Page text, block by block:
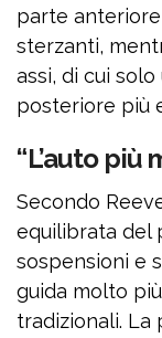
parte
sterzanti,
assi, di cui solo
posteriore più
“L’auto
Secondo
equilibrata del
sospensioni e
guida molto
tradizionali. La